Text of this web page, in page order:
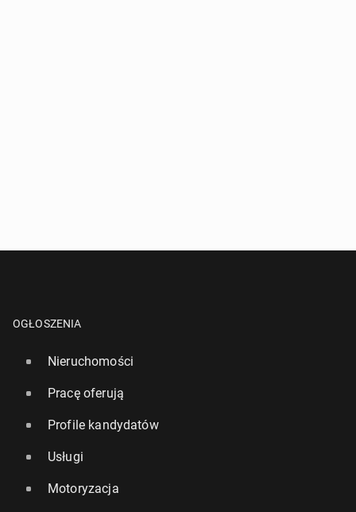
OGŁOSZENIA
Nieruchomości
Pracę oferują
Profile kandydatów
Usługi
Motoryzacja